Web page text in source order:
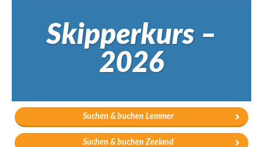
Skipperkurs –
2026
Suchen & buchen Lemmer
Suchen & buchen Zeeland